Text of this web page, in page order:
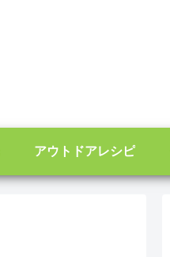
アウトドアレシピ